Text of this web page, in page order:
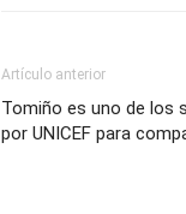
Artículo anterior
Tomiño es uno de los
por UNICEF para